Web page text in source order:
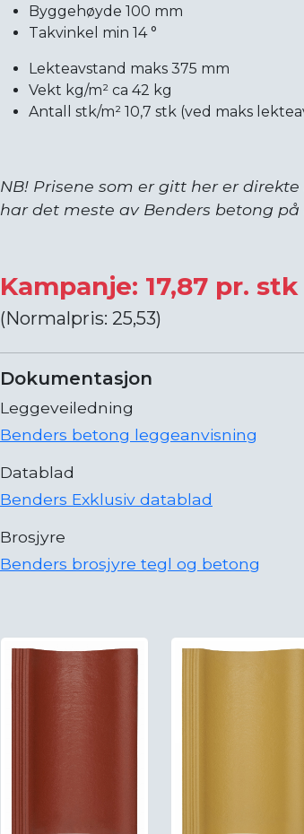
Byggehøyde 100 mm
Takvinkel min 14 °
Lekteavstand maks 375 mm
Vekt kg/m² ca 42 kg
Antall stk/m² 10,7 stk (ved maks
NB! Prisene som er gitt her er
har det meste av Benders betong
Kampanje: 17,87 pr. stk
(Normalpris: 25,53)
Dokumentasjon
Leggeveiledning
Benders betong leggeanvisning
Datablad
Benders Exklusiv datablad
Brosjyre
Benders brosjyre tegl og betong